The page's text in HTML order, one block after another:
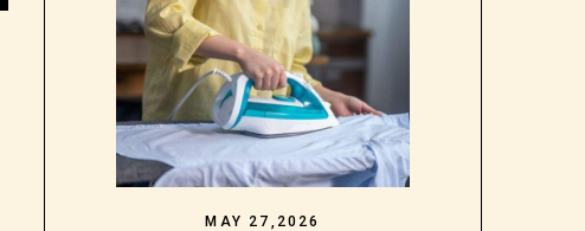
MAY 27,2026